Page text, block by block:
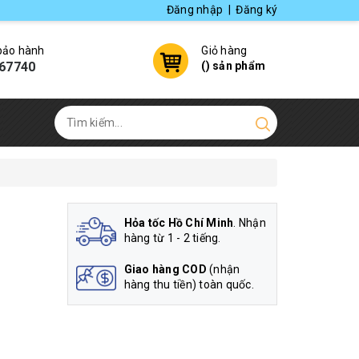
Đăng nhập Đăng ký
hành
Giỏ hàng
() sản phẩm
Hỏa tốc Hồ Chí Minh. Nhận
hàng từ 1 - 2 tiếng.
Giao hàng COD (nhận
hàng thu tiền) toàn quốc.